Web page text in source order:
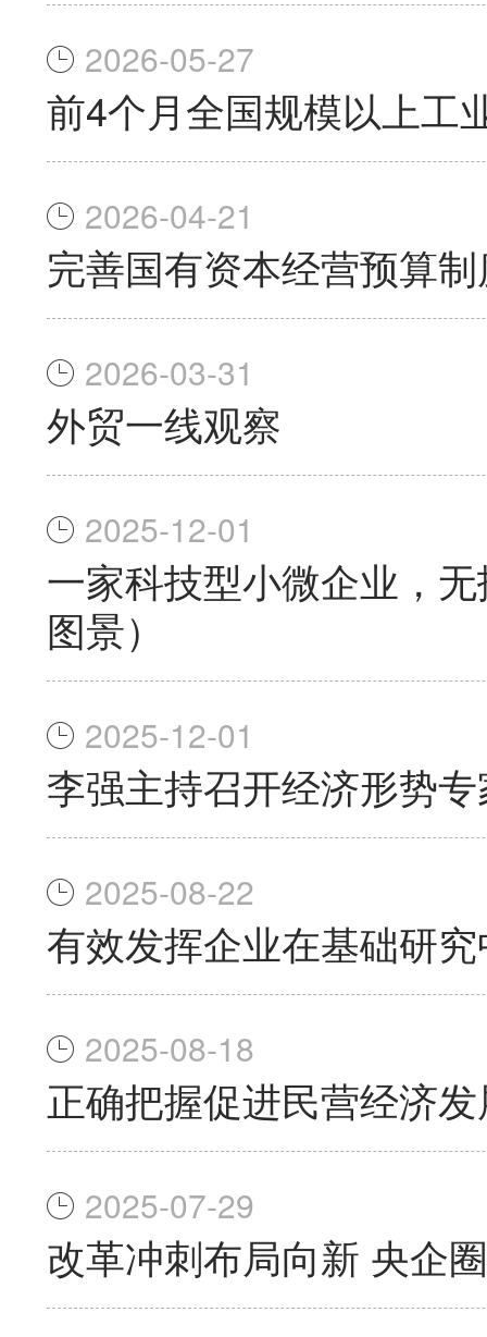
2026-05-27
前4个月全国规模以上工
2026-04-21
完善国有资本经营预算
2026-03-31
外贸一线观察
2025-12-01
一家科技型小微企业，
图景）
2025-12-01
李强主持召开经济形势
2025-08-22
有效发挥企业在基础研
2025-08-18
正确把握促进民营经济
2025-07-29
改革冲刺布局向新 央企